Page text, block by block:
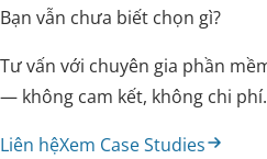
Bạn vẫn chưa biết chọn gì?
Tư vấn với chuyên gia phần
— không cam kết, không chi phí.
Liên hệXem Case Studies